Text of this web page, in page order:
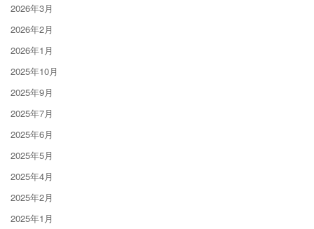
2026年3月
2026年2月
2026年1月
2025年10月
2025年9月
2025年7月
2025年6月
2025年5月
2025年4月
2025年2月
2025年1月